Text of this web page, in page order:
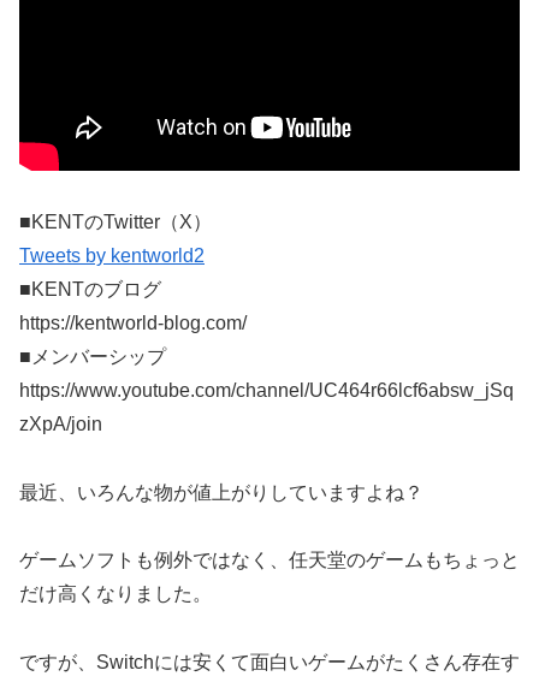
■KENTのTwitter（X）
Tweets by kentworld2
■KENTのブログ
https://kentworld-blog.com/
■メンバーシップ
https://www.youtube.com/channel/UC464r66lcf6absw_jSq
zXpA/join
最近、いろんな物が値上がりしていますよね？
ゲームソフトも例外ではなく、任天堂のゲームもちょっと
だけ高くなりました。
ですが、Switchには安くて面白いゲームがたくさん存在す